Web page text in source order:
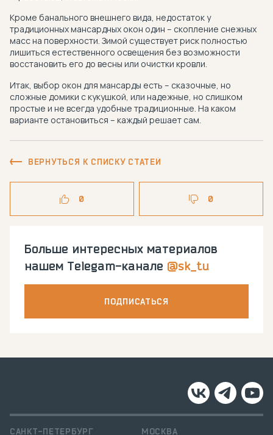
Кроме банального внешнего вида, недостаток у
традиционных мансардных окон один – скопление снежных
масс на поверхности. Зимой существует риск полностью
лишиться естественного освещения без возможности
восстановить его до весны или очистки кровли.
Итак, выбор окон для мансарды есть – сказочные, но
сложные домики с кукушкой, или надежные, но слишком
простые и не всегда удобные традиционные. На каком
варианте остановиться – каждый решает сам.
ВЕРНУТЬСЯ К СПИСКУ СТАТЕЙ
0 0
Больше интересных материалов
нашем Telegam-канале @sk_tu
ПОДПИСАТЬСЯ
САНКТ-ПЕТЕРБУРГ
МОСКВА